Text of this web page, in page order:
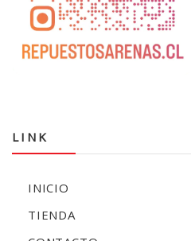
LINK
INICIO
TIENDA